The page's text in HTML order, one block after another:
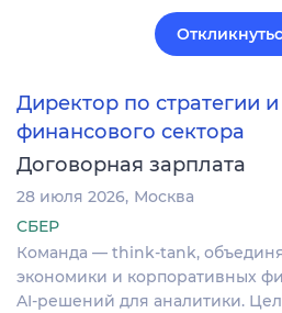
Директор по стратегии
финансового сектора
Договорная зарплата
28 июля 2026 Москва
СБЕР
Команда — think-tank,
экономики и корпоративных
AI-решений для аналитики.